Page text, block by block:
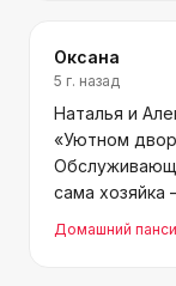
Оксана
5 г. назад
Наталья и
«Уютном
сама
вниманием.
уровень
Домашний